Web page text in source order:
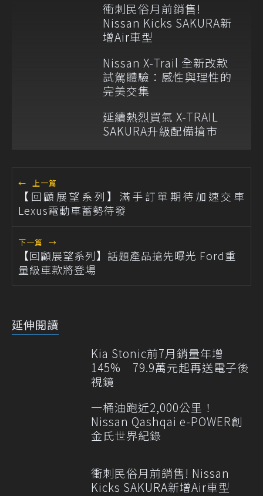
衝刺民俗月前銷售!
Nissan Kicks SAKURA新
增Air車型
Nissan X-Trail 全新改款
試駕體驗：感性與理性的
完美交集
延續熱烈買氣 X-TRAIL
SAKURA升級配備搶市
← 上一篇
【回顧展望系列】滿手訂單期待加速交車
Lexus電動車蓄勢待發
下一篇 →
【回顧展望系列】話題產品搶先曝光 Ford重
量級車款將登場
延伸閱讀
Kia Stonic前7月銷量年增
145% 79.9萬元起再送電子後
視鏡
一桶油跑近2,000公里！
Nissan Qashqai e-POWER創
金氏世界紀錄
衝刺民俗月前銷售! Nissan
Kicks SAKURA新增Air車型